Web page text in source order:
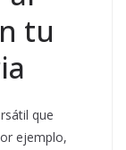
tu
que
ejemplo,